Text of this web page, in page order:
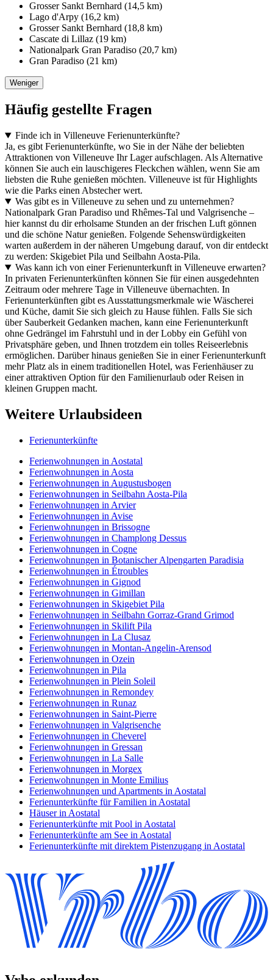
Grosser Sankt Bernhard (14,5 km)
Lago d'Arpy (16,2 km)
Grosser Sankt Bernhard (18,8 km)
Cascate di Lillaz (19 km)
Nationalpark Gran Paradiso (20,7 km)
Gran Paradiso (21 km)
Weniger
Häufig gestellte Fragen
Finde ich in Villeneuve Ferienunterkünfte?
Ja, es gibt Ferienunterkünfte, wo Sie in der Nähe der beliebten
Attraktionen von Villeneuve Ihr Lager aufschlagen. Als Alternative
können Sie auch ein lauschigeres Fleckchen wählen, wenn Sie am
liebsten die Ruhe genießen möchten. Villeneuve ist für Highlights
wie die Parks einen Abstecher wert.
Was gibt es in Villeneuve zu sehen und zu unternehmen?
Nationalpark Gran Paradiso und Rhêmes-Tal und Valgrisenche –
hier kannst du dir erholsame Stunden an der frischen Luft gönnen
und die schöne Natur genießen. Folgende Sehenswürdigkeiten
warten außerdem in der näheren Umgebung darauf, von dir entdeckt
zu werden: Skigebiet Pila und Seilbahn Aosta-Pila.
Was kann ich von einer Ferienunterkunft in Villeneuve erwarten?
In privaten Ferienunterkünften können Sie für einen ausgedehnten
Zeitraum oder mehrere Tage in Villeneuve übernachten. In
Ferienunterkünften gibt es Ausstattungsmerkmale wie Wäscherei
und Küche, damit Sie sich gleich zu Hause fühlen. Falls Sie sich
über Sauberkeit Gedanken machen, kann eine Ferienunterkunft
ohne Gedrängel im Fahrstuhl und in der Lobby ein Gefühl von
Privatsphäre geben, und Ihnen trotzdem ein tolles Reiseerlebnis
ermöglichen. Darüber hinaus genießen Sie in einer Ferienunterkunft
mehr Platz als in einem traditionellen Hotel, was Ferienhäuser zu
einer attraktiven Option für den Familienurlaub oder Reisen in
kleinen Gruppen macht.
Weitere Urlaubsideen
Ferienunterkünfte
Ferienwohnungen in Aostatal
Ferienwohnungen in Aosta
Ferienwohnungen in Augustusbogen
Ferienwohnungen in Seilbahn Aosta-Pila
Ferienwohnungen in Arvier
Ferienwohnungen in Avise
Ferienwohnungen in Brissogne
Ferienwohnungen in Champlong Dessus
Ferienwohnungen in Cogne
Ferienwohnungen in Botanischer Alpengarten Paradisia
Ferienwohnungen in Étroubles
Ferienwohnungen in Gignod
Ferienwohnungen in Gimillan
Ferienwohnungen in Skigebiet Pila
Ferienwohnungen in Seilbahn Gorraz-Grand Grimod
Ferienwohnungen in Skilift Pila
Ferienwohnungen in La Clusaz
Ferienwohnungen in Montan-Angelin-Arensod
Ferienwohnungen in Ozein
Ferienwohnungen in Pila
Ferienwohnungen in Plein Soleil
Ferienwohnungen in Remondey
Ferienwohnungen in Runaz
Ferienwohnungen in Saint-Pierre
Ferienwohnungen in Valgrisenche
Ferienwohnungen in Cheverel
Ferienwohnungen in Gressan
Ferienwohnungen in La Salle
Ferienwohnungen in Morgex
Ferienwohnungen in Monte Emilius
Ferienwohnungen und Apartments in Aostatal
Ferienunterkünfte für Familien in Aostatal
Häuser in Aostatal
Ferienunterkünfte mit Pool in Aostatal
Ferienunterkünfte am See in Aostatal
Ferienunterkünfte mit direktem Pistenzugang in Aostatal